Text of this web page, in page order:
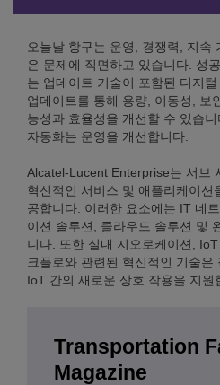
오늘날 항구는 운영, 경쟁력, 지속
은 문제에 직면하고 있습니다. 성
는 업데이트 기술이 포함된 디지
업데이트를 통해 용량, 이동성, 보
능성과 효율성을 개선할 수 있습
자동화는 운영을 개선합니다.
Alcatel-Lucent Enterprise는 서브
혁신적인 서비스 및 애플리케이션
공합니다. 이러한 요소에는 IT 네
이션 솔루션, 클라우드 솔루션 및
니다. 또한 실내 지오로케이션,
크플로와 관련된 혁신적인 기술은
IoT 간의 새로운 상호 작용을 지원
Transportation
Magazine